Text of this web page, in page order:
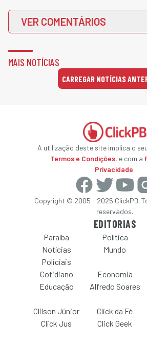
VER COMENTÁRIOS
MAIS NOTÍCIAS
CARREGAR NOTÍCIAS
A utilização deste site implica o
Termos e Condições, e com a
Privacidade.
Copyright © 2005 - 2025 ClickPB.
reservados.
EDITORIAS
Paraíba Política
Notícias
Policiais
Mundo
Cotidiano Economia
Educação
Alfredo Soares
Clilson Júnior
Click da Fé
Click Jus
Click Geek